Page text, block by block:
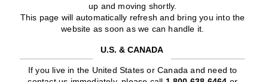
up and moving shortly.
This page will automatically refresh and bring you into the
website as soon as we can handle it.
U.S. & CANADA
If you live in the United States or Canada and need to